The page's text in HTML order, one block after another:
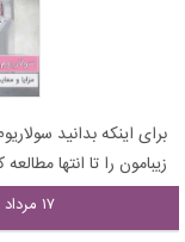
برای اینکه بدانید
زیبامون را تا انتها مطالعه
۱۷ مرداد ۱۳۹۸ - ۰۹:۳۰